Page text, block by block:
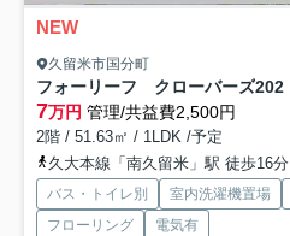
NEW
久留米市国分町
フォーリーフ クローバーズ202
7万円 管理/共益費2,500円
2階 / 51.63㎡ / 1LDK /予定
久大本線「南久留米」駅 徒歩16分
バス・トイレ別 室内洗濯機置場
フローリング
電気有